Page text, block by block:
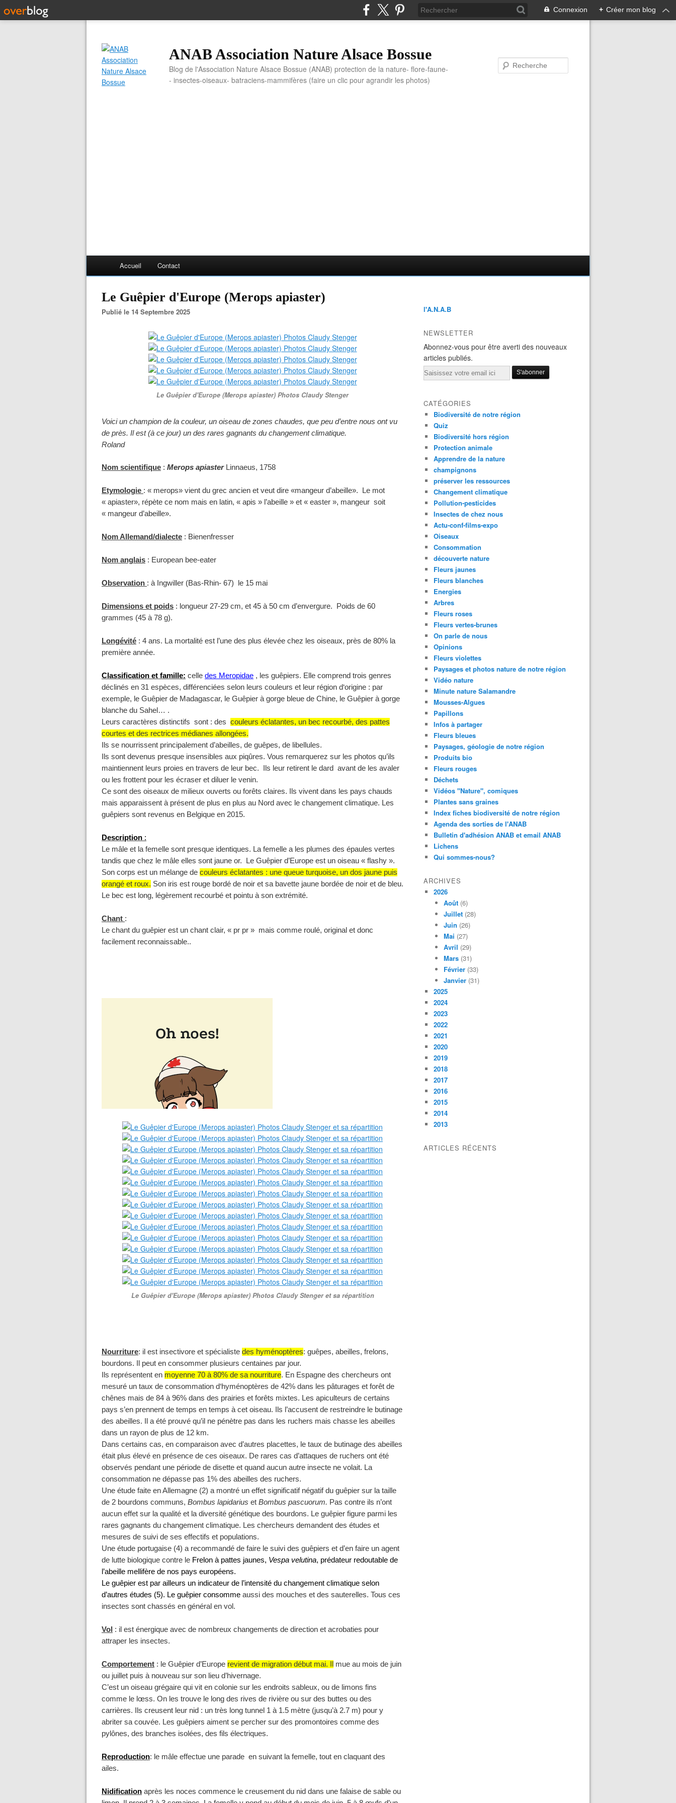
Connexion + Créer mon blog
ANAB Association Nature Alsace Bossue
Blog de l'Association Nature Alsace Bossue (ANAB) protection de la nature- flore-faune-
- insectes-oiseaux- batraciens-mammifères (faire un clic pour agrandir les photos)
Accueil Contact
Le Guêpier d'Europe (Merops apiaster)
Publié le 14 Septembre 2025
Le Guêpier d'Europe (Merops apiaster) Photos Claudy Stenger
Voici un champion de la couleur, un oiseau de zones chaudes, que peu d’entre nous ont vu
de près. Il est (à ce jour) un des rares gagnants du changement climatique.
Roland
Nom scientifique : Merops apiaster Linnaeus, 1758
Etymologie : « merops» vient du grec ancien et veut dire «mangeur d’abeille». Le mot
« apiaster», répète ce nom mais en latin, « apis » l’abeille » et « easter », mangeur soit
« mangeur d’abeille».
Nom Allemand/dialecte : Bienenfresser
Nom anglais : European bee-eater
Observation : à Ingwiller (Bas-Rhin- 67) le 15 mai
Dimensions et poids : longueur 27-29 cm, et 45 à 50 cm d’envergure. Poids de 60
grammes (45 à 78 g).
Longévité : 4 ans. La mortalité est l’une des plus élevée chez les oiseaux, près de 80% la
première année.
Classification et famille: celle des Meropidae , les guêpiers. Elle comprend trois genres
déclinés en 31 espèces, différenciées selon leurs couleurs et leur région d‘origine : par
exemple, le Guêpier de Madagascar, le Guêpier à gorge bleue de Chine, le Guêpier à gorge
blanche du Sahel… .
Leurs caractères distinctifs sont : des couleurs éclatantes, un bec recourbé, des pattes
courtes et des rectrices médianes allongées.
Ils se nourrissent principalement d’abeilles, de guêpes, de libellules.
Ils sont devenus presque insensibles aux piqûres. Vous remarquerez sur les photos qu’ils
maintiennent leurs proies en travers de leur bec. Ils leur retirent le dard avant de les avaler
ou les frottent pour les écraser et diluer le venin.
Ce sont des oiseaux de milieux ouverts ou forêts claires. Ils vivent dans les pays chauds
mais apparaissent à présent de plus en plus au Nord avec le changement climatique. Les
guêpiers sont revenus en Belgique en 2015.
Description :
Le mâle et la femelle sont presque identiques. La femelle a les plumes des épaules vertes
tandis que chez le mâle elles sont jaune or. Le Guêpier d’Europe est un oiseau « flashy ».
Son corps est un mélange de couleurs éclatantes : une queue turquoise, un dos jaune puis
orangé et roux. Son iris est rouge bordé de noir et sa bavette jaune bordée de noir et de bleu.
Le bec est long, légèrement recourbé et pointu à son extrémité.
Chant :
Le chant du guêpier est un chant clair, « pr pr » mais comme roulé, original et donc
facilement reconnaissable..
Le Guêpier d'Europe (Merops apiaster) Photos Claudy Stenger et sa répartition
Nourriture: il est insectivore et spécialiste des hyménoptères: guêpes, abeilles, frelons,
bourdons. Il peut en consommer plusieurs centaines par jour.
Ils représentent en moyenne 70 à 80% de sa nourriture. En Espagne des chercheurs ont
mesuré un taux de consommation d‘hyménoptères de 42% dans les pâturages et forêt de
chênes mais de 84 à 96% dans des prairies et forêts mixtes. Les apiculteurs de certains
pays s’en prennent de temps en temps à cet oiseau. Ils l’accusent de restreindre le butinage
des abeilles. Il a été prouvé qu’il ne pénètre pas dans les ruchers mais chasse les abeilles
dans un rayon de plus de 12 km.
Dans certains cas, en comparaison avec d’autres placettes, le taux de butinage des abeilles
était plus élevé en présence de ces oiseaux. De rares cas d’attaques de ruchers ont été
observés pendant une période de disette et quand aucun autre insecte ne volait. La
consommation ne dépasse pas 1% des abeilles des ruchers.
Une étude faite en Allemagne (2) a montré un effet significatif négatif du guêpier sur la taille
de 2 bourdons communs, Bombus lapidarius et Bombus pascuorum. Pas contre ils n’ont
aucun effet sur la qualité et la diversité génétique des bourdons. Le guêpier figure parmi les
rares gagnants du changement climatique. Les chercheurs demandent des études et
mesures de suivi de ses effectifs et populations.
Une étude portugaise (4) a recommandé de faire le suivi des guêpiers et d’en faire un agent
de lutte biologique contre le Frelon à pattes jaunes, Vespa velutina, prédateur redoutable de
l’abeille mellifère de nos pays européens.
Le guêpier est par ailleurs un indicateur de l’intensité du changement climatique selon
d’autres études (5). Le guêpier consomme aussi des mouches et des sauterelles. Tous ces
insectes sont chassés en général en vol.
Vol : il est énergique avec de nombreux changements de direction et acrobaties pour
attraper les insectes.
Comportement : le Guêpier d’Europe revient de migration début mai. Il
mue au mois de juin
ou juillet puis à nouveau sur son lieu d’hivernage.
C’est un oiseau grégaire qui vit en colonie sur les endroits sableux, ou de limons fins
comme le lœss. On les trouve le long des rives de rivière ou sur des buttes ou des
carrières. Ils creusent leur nid : un très long tunnel 1 à 1.5 mètre (jusqu’à 2.7 m) pour y
abriter sa couvée. Les guêpiers aiment se percher sur des promontoires comme des
pylônes, des branches isolées, des fils électriques.
Reproduction: le mâle effectue une parade en suivant la femelle, tout en claquant des
ailes.
Nidification après les noces commence le creusement du nid dans une falaise de sable ou
l'A.N.A.B
NEWSLETTER
Abonnez-vous pour être averti des nouveaux
articles publiés.
Email
CATÉGORIES
Biodiversité de notre région
Quiz
Biodiversité hors région
Protection animale
Apprendre de la nature
champignons
préserver les ressources
Changement climatique
Pollution-pesticides
Insectes de chez nous
Actu-conf-films-expo
Oiseaux
Consommation
découverte nature
Fleurs jaunes
Fleurs blanches
Energies
Arbres
Fleurs roses
Fleurs vertes-brunes
On parle de nous
Opinions
Fleurs violettes
Paysages et photos nature de notre région
Vidéo nature
Minute nature Salamandre
Mousses-Algues
Papillons
Infos à partager
Fleurs bleues
Paysages, géologie de notre région
Produits bio
Fleurs rouges
Déchets
Vidéos "Nature", comiques
Plantes sans graines
Index fiches biodiversité de notre région
Agenda des sorties de l'ANAB
Bulletin d'adhésion ANAB et email ANAB
Lichens
Qui sommes-nous?
ARCHIVES
2026
Août (6)
Juillet (28)
Juin (26)
Mai (27)
Avril (29)
Mars (31)
Février (33)
Janvier (31)
2025
2024
2023
2022
2021
2020
2019
2018
2017
2016
2015
2014
2013
ARTICLES RÉCENTS